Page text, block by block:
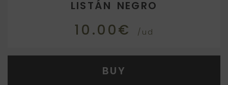
LISTÁN NEGRO
10.00€ /ud
BUY